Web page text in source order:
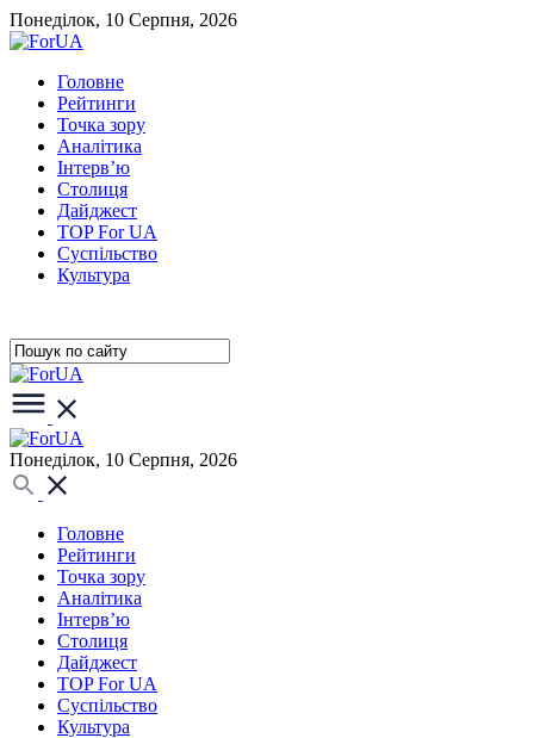
Понеділок, 10 Серпня, 2026
Головне
Рейтинги
Точка зору
Аналітика
Інтерв’ю
Столиця
Дайджест
TOP For UA
Суспiльство
Культура
Понеділок, 10 Серпня, 2026
Головне
Рейтинги
Точка зору
Аналітика
Інтерв’ю
Столиця
Дайджест
TOP For UA
Суспiльство
Культура